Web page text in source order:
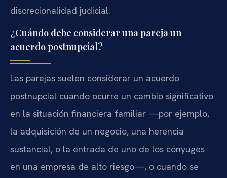
discrecionalidad judicial.
¿Cuándo debe considerar una pareja un
acuerdo postnupcial?
Las parejas suelen considerar un acuerdo
postnupcial cuando ocurre un cambio significativo
en la situación financiera familiar —por ejemplo,
la adquisición de un negocio, una herencia
sustancial, o la entrada de uno de los cónyuges
en una empresa de alto riesgo—, o cuando se